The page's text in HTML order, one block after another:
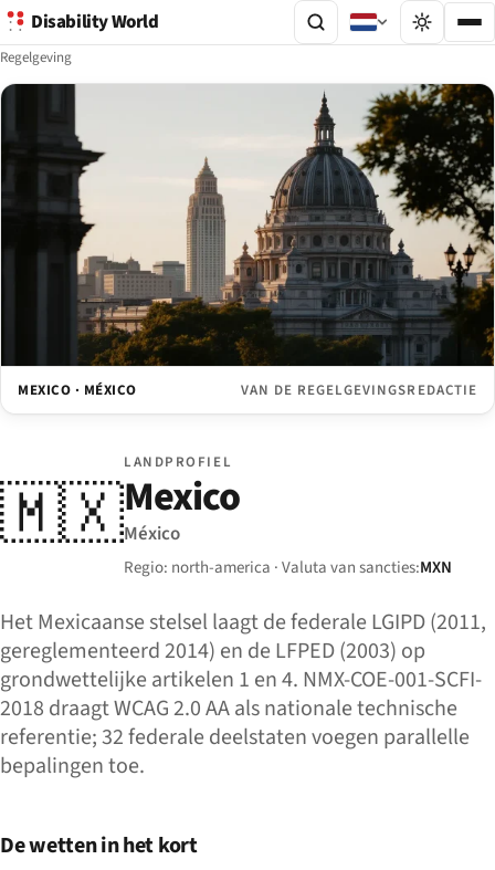
Disability World
Regelgeving
MEXICO · MÉXICO VAN DE REGELGEVINGSREDACTIE
🇲🇽
LANDPROFIEL
Mexico
México
Regio: north-america · Valuta van sancties:MXN
Het Mexicaanse stelsel laagt de federale LGIPD (2011,
gereglementeerd 2014) en de LFPED (2003) op
grondwettelijke artikelen 1 en 4. NMX-COE-001-SCFI-
2018 draagt WCAG 2.0 AA als nationale technische
referentie; 32 federale deelstaten voegen parallelle
bepalingen toe.
De wetten in het kort